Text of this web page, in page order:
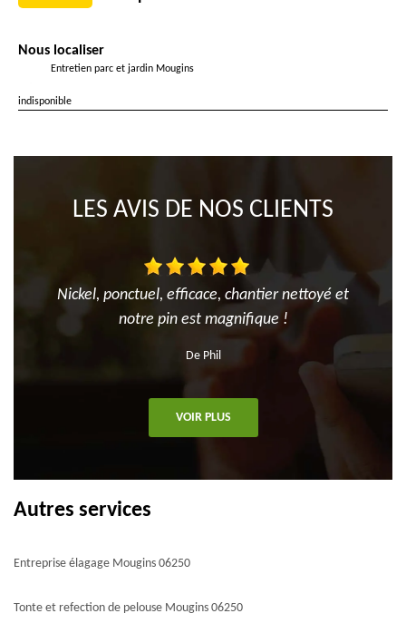
Nous localiser
Entretien parc et jardin Mougins
indisponible
LES AVIS DE NOS CLIENTS
Nickel, ponctuel, efficace, chantier nettoyé et
notre pin est magnifique !
De Phil
VOIR PLUS
Autres services
Entreprise élagage Mougins 06250
Tonte et refection de pelouse Mougins 06250